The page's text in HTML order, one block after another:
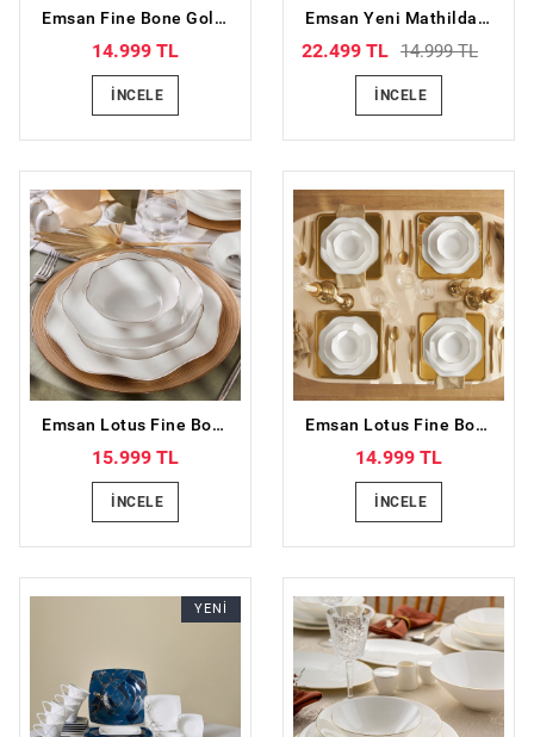
Emsan Fine Bone Golden Leaf 60 Parça 12 Kişilik Yemek Takımı Gold
14.999 TL
İNCELE
Emsan Yeni Mathilda 60 Parça 12 Kişilik Porselen Yemek Takımı
22.499 TL 14.999 TL
İNCELE
Emsan Lotus Fine Bone 53 Parça 12 Kişilik Yemek Takımı Platin
15.999 TL
İNCELE
Emsan Lotus Fine Bone 18 Parça 6 Kişilik Yemek Takımı Platin
14.999 TL
İNCELE
YENİ